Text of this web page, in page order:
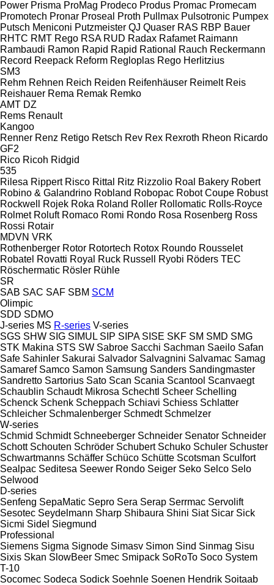
Power Prisma ProMag Prodeco Produs Promac Promecam
Promotech Pronar Proseal Proth Pullmax Pulsotronic Pumpex
Putsch Meniconi Putzmeister QJ Quaser RAS RBP Bauer
RHTC RMT Rego RSA RUD Radax Rafamet Raimann
Rambaudi Ramon Rapid Rapid Rational Rauch Reckermann
Record Reepack Reform Regloplas Rego Herlitzius
SM3
Rehm Rehnen Reich Reiden Reifenhäuser Reimelt Reis
Reishauer Rema Remak Remko
AMT DZ
Rems Renault
Kangoo
Renner Renz Retigo Retsch Rev Rex Rexroth Rheon Ricardo
GF2
Rico Ricoh Ridgid
535
Rilesa Rippert Risco Rittal Ritz Rizzolio Roal Bakery Robert
Robino & Galandrino Robland Robopac Robot Coupe Robust
Rockwell
Rojek Roka Roland Roller Rollomatic Rolls-Royce
Rolmet Roluft Romaco Romi Rondo Rosa Rosenberg Ross
Rossi Rotair
MDVN VRK
Rothenberger Rotor Rotortech Rotox Roundo Rousselet
Robatel Rovatti Royal Ruck Russell Ryobi Röders TEC
Röschermatic Rösler Rühle
SR
SAB SAC SAF SBM SCM
Olimpic
SDD SDMO
J-series MS R-series V-series
SGS SHW SIG SIMUL SIP SIPA SISE SKF SM SMD SMG
STK Makina STS SW Sabroe Sacchi Sachman Saeilo Safan
Safe Sahinler Sakurai Salvador Salvagnini Salvamac Samag
Samaref Samco Samon Samsung Sanders Sandingmaster
Sandretto Sartorius Sato Scan Scania Scantool Scanvaegt
Schaublin Schaudt Mikrosa Schechtl Scheer Schelling
Schenck Schenk Scheppach Schiavi Schiess Schlatter
Schleicher Schmalenberger Schmedt Schmelzer
W-series
Schmid Schmidt Schneeberger Schneider Senator Schneider
Schott Schouten Schröder Schubert Schuko Schuler Schuster
Schwartmanns Schäffer Schüco Schütte Scotsman Sculfort
Sealpac Seditesa Seewer Rondo Seiger Seko Selco Selo
Selwood
D-series
Senfeng SepaMatic Sepro Sera Serap Serrmac Servolift
Sesotec Seydelmann Sharp Shibaura Shini Siat Sicar Sick
Sicmi Sidel Siegmund
Professional
Siemens Sigma Signode Simasv Simon Sind Sinmag Sisu
Sixis Skan SlowBeer Smec Smipack SoRoTo Soco System
T-10
Socomec Sodeca Sodick Soehnle Soenen Hendrik Soitaab